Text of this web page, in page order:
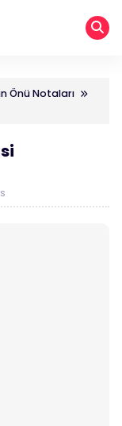
Önü Notaları